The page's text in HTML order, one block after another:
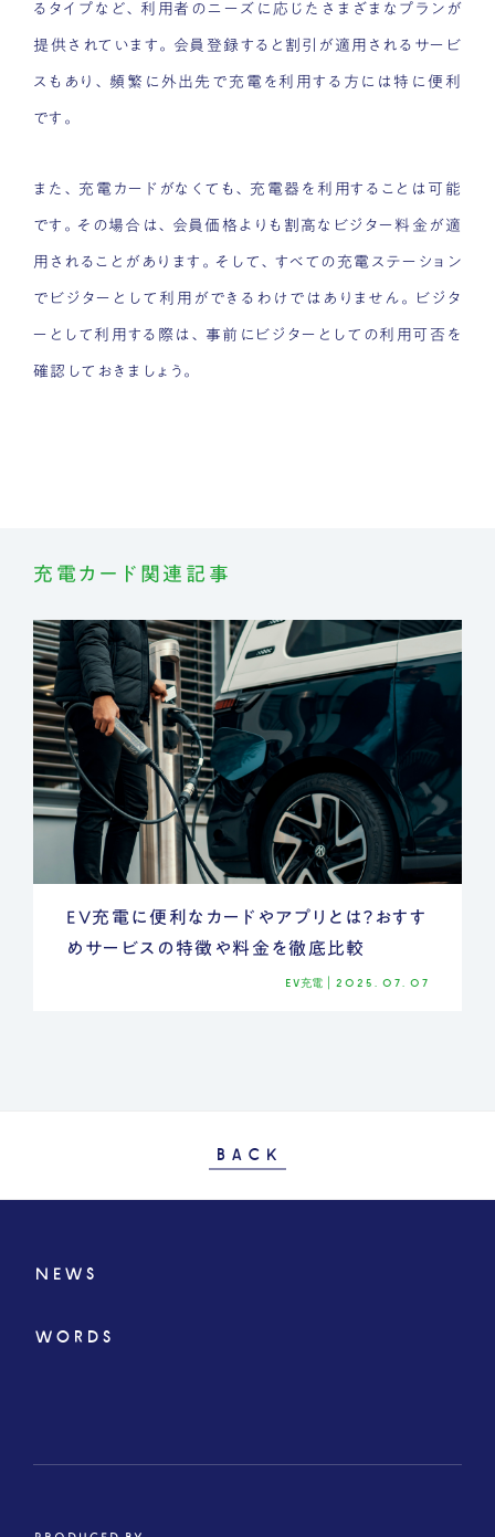
るタイプなど、利用者のニーズに応じたさまざまなプランが
提供されています。会員登録すると割引が適用されるサービ
スもあり、頻繁に外出先で充電を利用する方には特に便利
です。
また、充電カードがなくても、充電器を利用することは可能
です。その場合は、会員価格よりも割高なビジター料金が適
用されることがあります。そして、すべての充電ステーション
でビジターとして利用ができるわけではありません。ビジタ
ーとして利用する際は、事前にビジターとしての利用可否を
確認しておきましょう。
充電カード関連記事
EV充電に便利なカードやアプリとは？おすす
めサービスの特徴や料金を徹底比較
EV充電 2025.07.07
BACK
NEWS
WORDS